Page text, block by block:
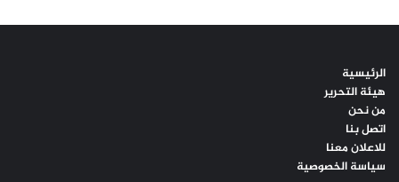
الرئيسية
هيئة التحرير
من نحن
اتصل بنا
للاعلان معنا
سياسة الخصوصية